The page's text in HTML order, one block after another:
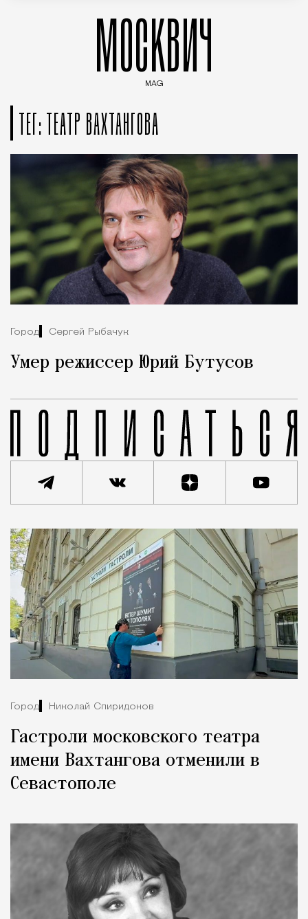
МОСКВИЧ
MAG
ТЕГ: ТЕАТР ВАХТАНГОВА
Город Сергей Рыбачук
Умер режиссер Юрий Бутусов
Город Николай Спиридонов
Гастроли московского театра
имени Вахтангова отменили в
Севастополе